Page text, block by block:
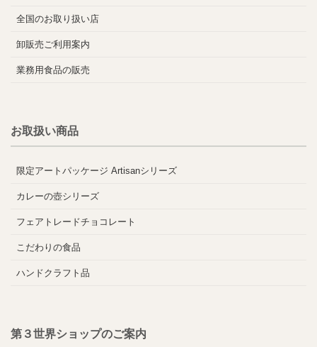
全国のお取り扱い店
卸販売ご利用案内
業務用食品の販売
お取扱い商品
限定アートパッケージ Artisanシリーズ
カレーの壺シリーズ
フェアトレードチョコレート
こだわりの食品
ハンドクラフト品
第３世界ショップのご案内